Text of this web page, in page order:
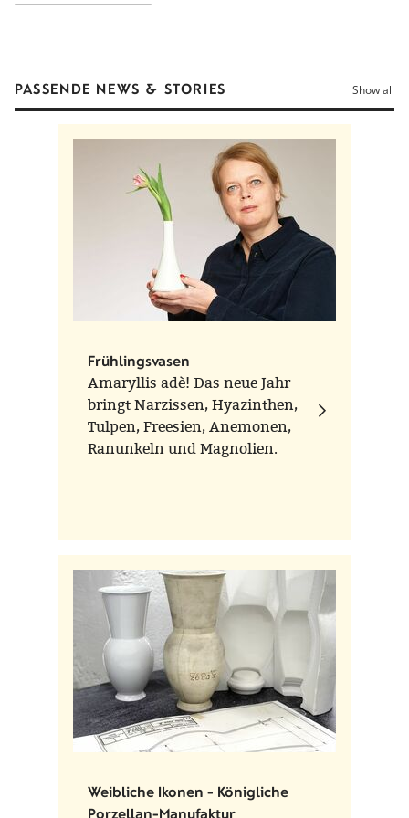
Diameter Boden Ø 9.5 cm, Öffnung Ø 11.4 cm
Mass 0.38 kg
Fürstenberg, Deutschland
PASSENDE NEWS & STORIES Show all
Frühlingsvasen
Amaryllis adè! Das neue Jahr
bringt Narzissen, Hyazinthen,
Tulpen, Freesien, Anemonen,
Ranunkeln und Magnolien.
Weibliche Ikonen - Königliche
Porzellan-Manufaktur